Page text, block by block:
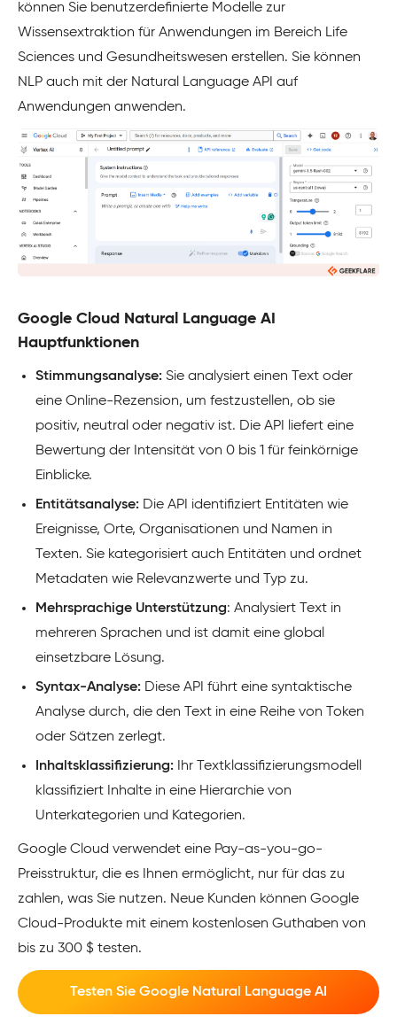
können Sie benutzerdefinierte Modelle zur
Wissensextraktion für Anwendungen im Bereich Life
Sciences und Gesundheitswesen erstellen. Sie können
NLP auch mit der Natural Language API auf
Anwendungen anwenden.
Google Cloud Natural Language AI
Hauptfunktionen
Stimmungsanalyse: Sie analysiert einen Text oder
eine Online-Rezension, um festzustellen, ob sie
positiv, neutral oder negativ ist. Die API liefert eine
Bewertung der Intensität von 0 bis 1 für feinkörnige
Einblicke.
Entitätsanalyse: Die API identifiziert Entitäten wie
Ereignisse, Orte, Organisationen und Namen in
Texten. Sie kategorisiert auch Entitäten und ordnet
Metadaten wie Relevanzwerte und Typ zu.
Mehrsprachige Unterstützung: Analysiert Text in
mehreren Sprachen und ist damit eine global
einsetzbare Lösung.
Syntax-Analyse: Diese API führt eine syntaktische
Analyse durch, die den Text in eine Reihe von Token
oder Sätzen zerlegt.
Inhaltsklassifizierung: Ihr Textklassifizierungsmodell
klassifiziert Inhalte in eine Hierarchie von
Unterkategorien und Kategorien.
Google Cloud verwendet eine Pay-as-you-go-
Preisstruktur, die es Ihnen ermöglicht, nur für das zu
zahlen, was Sie nutzen. Neue Kunden können Google
Cloud-Produkte mit einem kostenlosen Guthaben von
bis zu 300 $ testen.
Testen Sie Google Natural Language AI